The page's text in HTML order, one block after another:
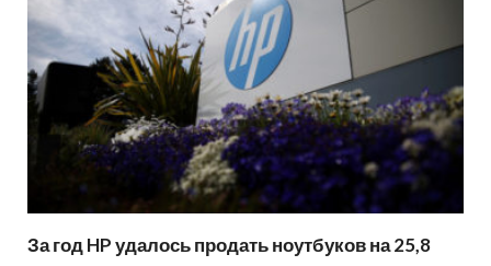
За год HP удалось продать ноутбуков на 25,8